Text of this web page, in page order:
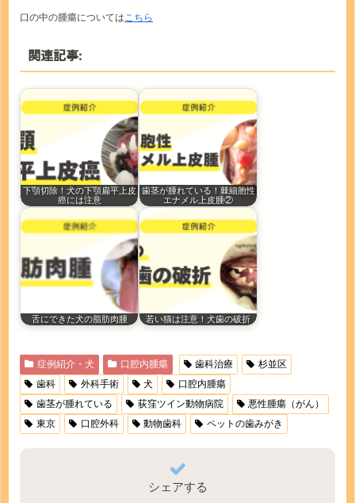
口の中の腫瘍については こちら
関連記事:
下顎切除！犬の下顎扁平上皮
癌には注意
歯茎が腫れている！棘細胞性
エナメル上皮腫②
舌にできた犬の脂肪肉腫 若い猫は注意！犬歯の破折
症例紹介・犬 口腔内腫瘍 歯科治療
杉並区
歯科
外科手術 犬
口腔内腫瘍
歯茎が腫れている
荻窪ツイン動物病院
悪性腫瘍（がん）
東京
口腔外科 動物歯科 ペットの歯みがき
シェアする